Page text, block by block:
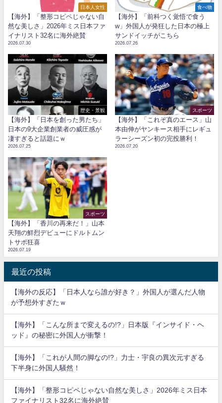
日本人女性
【海外】「整形コピペじゃない自
然な美しさ」2026年ミス日本ファ
イナリスト32名に海外絶賛
2026.07.30
食べ物
【海外】「前科つく覚悟で食う
w」外国人が発狂した日本の極上
サンドイッチがこちら
2026.07.26
歴史・景観
【海外】「日本を創った男たち」
日本の9大企業創業者の威圧感が
凄すぎると話題にｗ
2026.07.25
スポーツ
【海外】「これぞ真のエース」山
本由伸がヤンキース相手にレギュ
ラーシーズン初の完投勝利！
2026.07.20
スポーツ
【海外】「香川の再来だ！」山本
天翔の鮮烈デビューにドルトムン
トサポ狂喜
2026.07.19
最近の投稿
【海外の反応】「日本人なら誰が好き？」外国人が選んだ人物
が予想外すぎたｗ
【海外】「こんな所まで変えるの!?」日本版『インサイド・ヘ
ッド』の秘密に外国人が衝撃！
【海外】「これが人間の脚なの!?」力士・宇良の異次元すぎる
下半身に外国人騒然！
【海外】「整形コピペじゃない自然な美しさ」2026年ミス日本
ファイナリスト32名に海外絶賛